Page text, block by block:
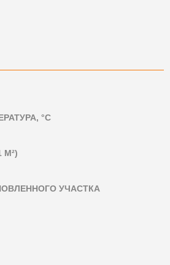
°C
М²)
УЧАСТКА